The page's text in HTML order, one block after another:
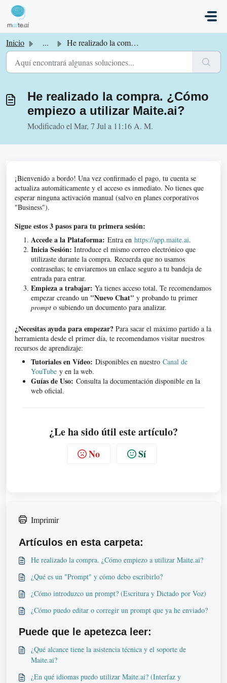
Saltar al contenido principal
Inicio ... He realizado la compra. ¿Cómo empiezo a utilizar Maite.ai?
He realizado la compra. ¿Cómo
empiezo a utilizar Maite.ai?
Modificado el Mar, 7 Jul a 11:16 A. M.
¡Bienvenido a bordo! Una vez confirmado el pago, tu cuenta se
actualiza automáticamente y el acceso es inmediato. No tienes que
esperar ninguna activación manual (salvo en planes corporativos
"Business").
Sigue estos 3 pasos para tu primera sesión:
Accede a la Plataforma: Entra en https://app.maite.ai.
Inicia Sesión: Introduce el mismo correo electrónico que
utilizaste durante la compra. Recuerda que no usamos
contraseñas; te enviaremos un enlace seguro a tu bandeja de
entrada para entrar.
Empieza a trabajar: Ya tienes acceso total. Te recomendamos
empezar creando un "Nuevo Chat" y probando tu primer
prompt o subiendo un documento para analizar.
¿Necesitas ayuda para empezar? Para sacar el máximo partido a la
herramienta desde el primer día, te recomendamos visitar nuestros
recursos de aprendizaje:
Tutoriales en Vídeo: Disponibles en nuestro Canal de
YouTube y en la web.
Guías de Uso: Consulta la documentación disponible en la
web oficial.
¿Le ha sido útil este artículo?
No Sí
Imprimir
Artículos en esta carpeta:
He realizado la compra. ¿Cómo empiezo a utilizar Maite.ai?
¿Qué es un "Prompt" y cómo debo escribirlo?
¿Cómo introduzco un prompt? (Escritura y Dictado por Voz)
¿Cómo puedo editar o corregir un prompt que ya he enviado?
Puede que le apetezca leer:
¿Qué alcance tiene la asistencia técnica y el soporte de
Maite.ai?
¿En qué idiomas puedo utilizar Maite.ai? (Interfaz y